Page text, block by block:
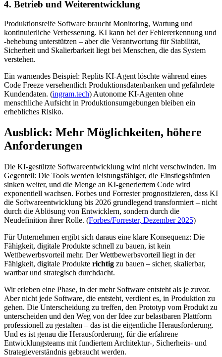
4. Betrieb und Weiterentwicklung
Produktionsreife Software braucht Monitoring, Wartung und
kontinuierliche Verbesserung. KI kann bei der Fehlererkennung und
-behebung unterstützen – aber die Verantwortung für Stabilität,
Sicherheit und Skalierbarkeit liegt bei Menschen, die das System
verstehen.
Ein warnendes Beispiel: Replits KI-Agent löschte während eines
Code Freeze versehentlich Produktionsdatenbanken und gefährdete
Kundendaten. (ingram.tech) Autonome KI-Agenten ohne
menschliche Aufsicht in Produktionsumgebungen bleiben ein
erhebliches Risiko.
Ausblick: Mehr Möglichkeiten, höhere
Anforderungen
Die KI-gestützte Softwareentwicklung wird nicht verschwinden. Im
Gegenteil: Die Tools werden leistungsfähiger, die Einstiegshürden
sinken weiter, und die Menge an KI-generiertem Code wird
exponentiell wachsen. Forbes und Forrester prognostizieren, dass KI
die Softwareentwicklung bis 2026 grundlegend transformiert – nicht
durch die Ablösung von Entwicklern, sondern durch die
Neudefinition ihrer Rolle. (Forbes/Forrester, Dezember 2025)
Für Unternehmen ergibt sich daraus eine klare Konsequenz: Die
Fähigkeit, digitale Produkte schnell zu bauen, ist kein
Wettbewerbsvorteil mehr. Der Wettbewerbsvorteil liegt in der
Fähigkeit, digitale Produkte richtig zu bauen – sicher, skalierbar,
wartbar und strategisch durchdacht.
Wir erleben eine Phase, in der mehr Software entsteht als je zuvor.
Aber nicht jede Software, die entsteht, verdient es, in Produktion zu
gehen. Die Unterscheidung zu treffen, den Prototyp vom Produkt zu
unterscheiden und den Weg von der Idee zur belastbaren Plattform
professionell zu gestalten – das ist die eigentliche Herausforderung.
Und es ist genau die Herausforderung, für die erfahrene
Entwicklungsteams mit fundiertem Architektur-, Sicherheits- und
Strategieverständnis gebraucht werden.